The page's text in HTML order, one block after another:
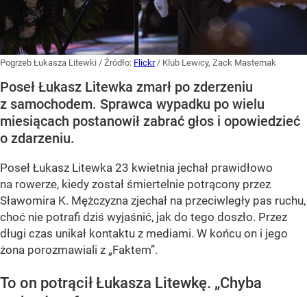
Pogrzeb Łukasza Litewki / Źródło: Flickr / Klub Lewicy, Zack Masternak
Poseł Łukasz Litewka zmarł po zderzeniu
z samochodem. Sprawca wypadku po wielu
miesiącach postanowił zabrać głos i opowiedzieć
o zdarzeniu.
Poseł Łukasz Litewka 23 kwietnia jechał prawidłowo
na rowerze, kiedy został śmiertelnie potrącony przez
Sławomira K. Mężczyzna zjechał na przeciwległy pas ruchu,
choć nie potrafi dziś wyjaśnić, jak do tego doszło. Przez
długi czas unikał kontaktu z mediami. W końcu on i jego
żona porozmawiali z „Faktem”.
To on potrącił Łukasza Litewkę. „Chyba